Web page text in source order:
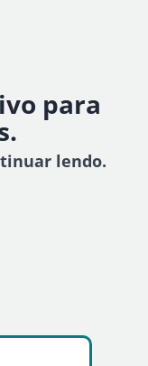
para
lendo.